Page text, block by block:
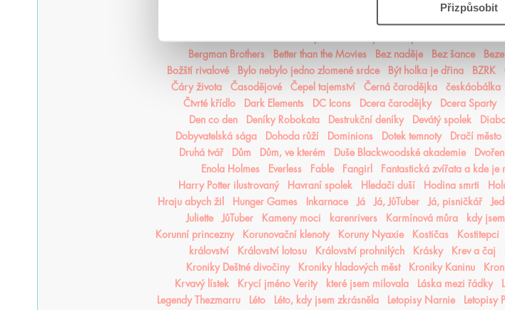
Přizpůsobit
Akademie Arcana
Bergman Brothers
Better than the Movies Bez naděje Bez šance
Božští rivalové
Bylo nebylo jedno zlomené srdce Být holka je dřina BZRK
Čáry života
Časodějové Čepel tajemství Černá čarodějka českáobálka
Čtvrté křídlo
Dark Elements DC Icons Dcera čarodějky Dcera Sparty
Den co den
Deníky Robokata Destrukční deníky Devátý spolek
Dobyvatelská sága
Dohoda růží Dominions Dotek temnoty Dračí město
Druhá tvář
Dům Dům, ve kterém Duše Blackwoodské akademie
Enola Holmes
Everless Fable Fangirl Fantastická zvířata a kde je
Harry Potter ilustrovaný
Havraní spolek Hledači duší Hodina smrti
Hraju abych žil
Hunger Games Inkarnace Já Já, JůTuber Já, pisničkář
Juliette
JůTuber Kameny moci karenrivers Karmínová můra kdy
Korunní princezny
Korunovační klenoty Koruny Nyaxie Kostičas Kostitepci
království
Království lotosu Království prohnilých Krásky Krev a čaj
Kroniky Deštné divočiny
Kroniky hladových měst Kroniky Kaninu
Krvavý lístek
Krycí jméno Verity které jsem milovala Láska mezi řádky
Legendy Thezmarru
Léto Léto, kdy jsem zkrásněla Letopisy Narnie Letopisy